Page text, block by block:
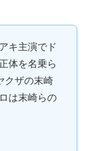
キ主演でド
体を名乗ら
クザの末崎
は末崎らの